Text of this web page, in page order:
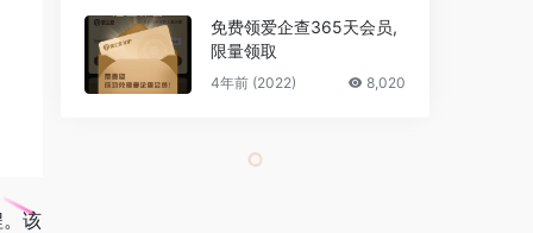
该
免费领爱企查365天会员,
限量领取
4年前 (2022) 8,020